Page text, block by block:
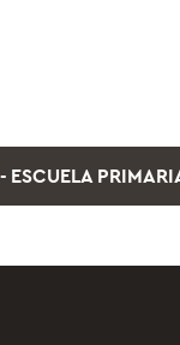
ESCUELA